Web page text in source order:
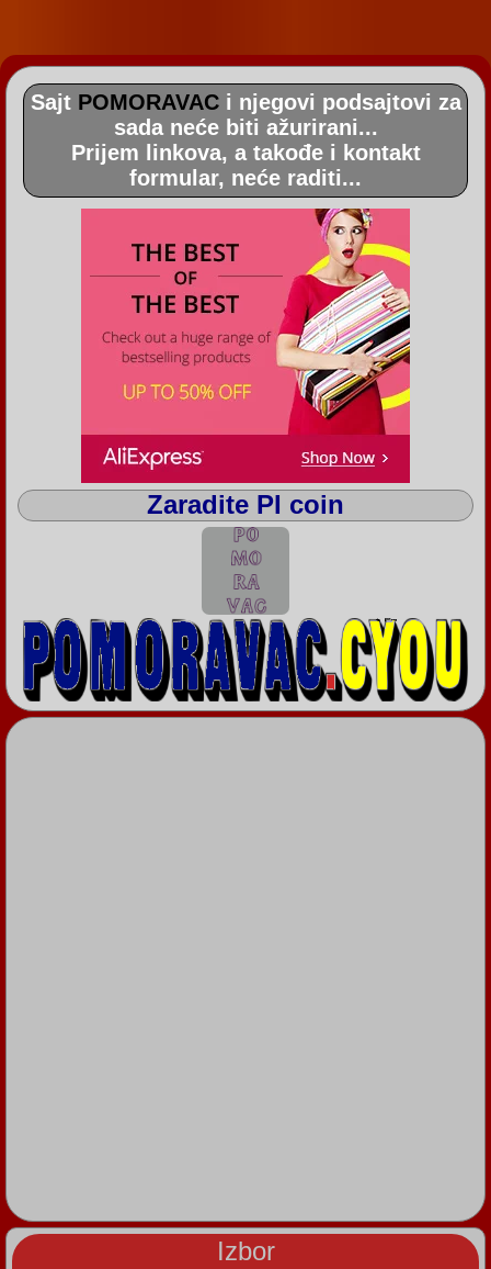
Sajt POMORAVACi njegovi podsajtovi za
sada neće biti ažurirani...
Prijem linkova, a takođe i kontakt
formular, neće raditi...
Zaradite PI coin
Izbor